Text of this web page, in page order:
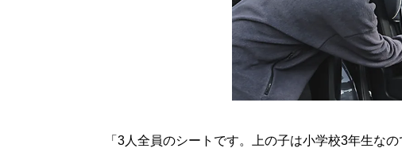
「3人全員のシートです。上の子は小学校3年生な